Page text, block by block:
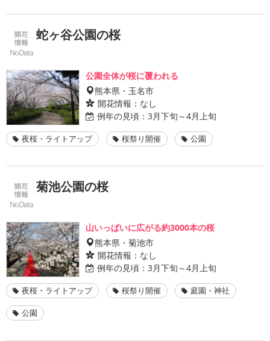
蛇ヶ谷公園の桜
公園全体が桜に覆われる
熊本県・玉名市
開花情報： なし
例年の見頃： 3月下旬～4月上旬
夜桜・ライトアップ 桜祭り開催 公園
菊池公園の桜
山いっぱいに広がる約3000本の桜
熊本県・菊池市
開花情報： なし
例年の見頃： 3月下旬～4月上旬
夜桜・ライトアップ 桜祭り開催 庭園・神社
公園